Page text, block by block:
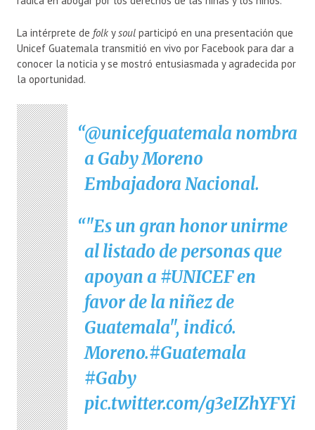
La intérprete de folk ysoul participó en una presentación que
Unicef Guatemala transmitió en vivo por Facebook para dar a
conocer la noticia y se mostró entusiasmada y agradecida por
la oportunidad.
@unicefguatemalanombra
a Gaby Moreno
Embajadora Nacional.
"Es un gran honor unirme
al listado de personas que
apoyan a#UNICEFen
favor de la niñez de
Guatemala", indicó.
Moreno.#Guatemala
#Gaby
pic.twitter.com/g3eIZhYFYi